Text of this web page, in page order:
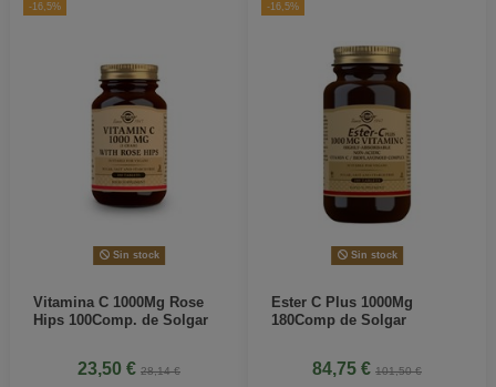
-16,5%
Sin stock
Vitamina C 1000Mg Rose
Hips 100Comp. de Solgar
23,50 € 28,14 €
-16,5%
Sin stock
Ester C Plus 1000Mg
180Comp de Solgar
84,75 € 101,50 €